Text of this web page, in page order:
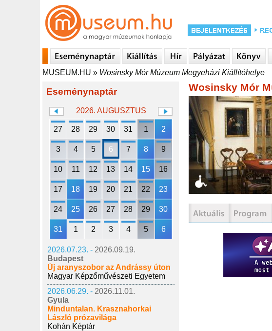
MUSEUM.HU » Wosinsky Mór Múzeum Megyeházi Kiállítóhelye
Eseménynaptár
2026. AUGUSZTUS
27 28 29 30 31 1 2
3 4 5 6 7 8 9
10 11 12 13 14 15 16
17 18 19 20 21 22 23
24 25 26 27 28 29 30
31 1 2 3 4 5 6
2026.07.23. - 2026.09.19.
Budapest
Új aranyszobor az Andrássy úton
Magyar Képzőművészeti Egyetem
2026.06.29. - 2026.11.01.
Gyula
Minduntalan. Krasznahorkai
László prózavilága
Kohán Képtár
Wosinsky Mór